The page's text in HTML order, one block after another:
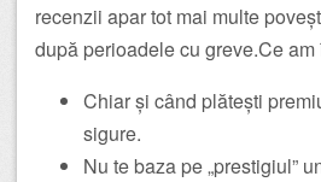
recenzii apar tot mai multe
după perioadele cu greve.Ce am
Chiar și când plătești
sigure.
Nu te baza pe „prestigiul”